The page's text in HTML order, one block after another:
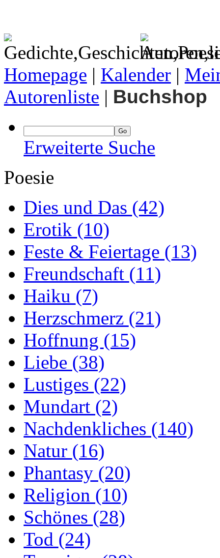
Homepage | Kalender |
Autorenliste | Buchshop
Erweiterte Suche
Poesie
Dies und Das (42)
Erotik (10)
Feste & Feiertage (13)
Freundschaft (11)
Haiku (7)
Herzschmerz (21)
Hoffnung (15)
Liebe (38)
Lustiges (22)
Mundart (2)
Nachdenkliches (140)
Natur (16)
Phantasy (20)
Religion (10)
Schönes (28)
Tod (24)